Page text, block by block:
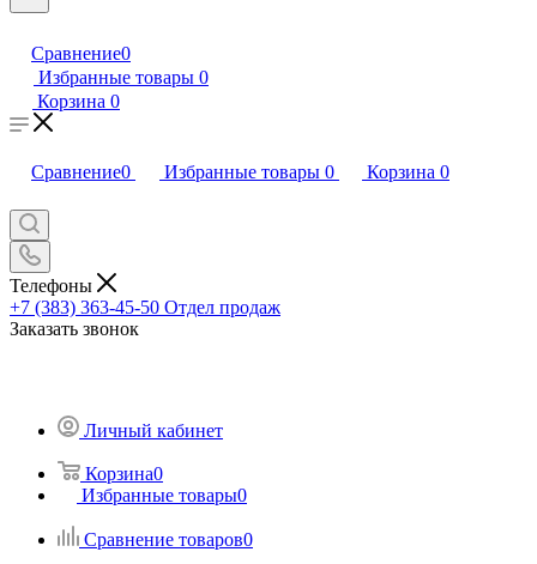
Сравнение0
Избранные товары 0
Корзина 0
Сравнение0 Избранные товары 0 Корзина 0
Телефоны
+7 (383) 363-45-50 Отдел продаж
Заказать звонок
Личный кабинет
Корзина0
Избранные товары0
Сравнение товаров0